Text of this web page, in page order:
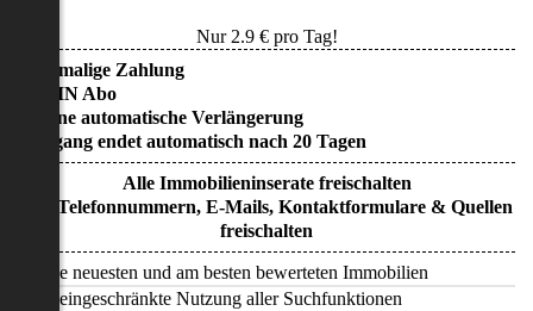
Nur 2.9€ pro Tag!
• Einmalige Zahlung
• KEIN Abo
• Keine automatische Verlängerung
• Zugang endet automatisch nach 20 Tagen
Alle Immobilieninserate freischalten
Alle Telefonnummern, E-Mails, Kontaktformulare & Quellen
freischalten
Alle neuesten und am besten bewerteten Immobilien
Uneingeschränkte Nutzung aller Suchfunktionen